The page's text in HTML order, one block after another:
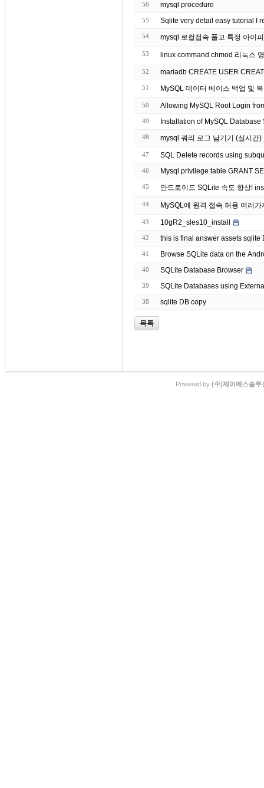
56 mysql procedure
55 Sqlite very detail easy tutorial I
54 mysql 로컬접속 풀고 특정 아이
53
52 mariadb CREATE USER
51 MySQL 데이터 베이스 백업 및
50 Allowing MySQL Root Login
49 Installation of MySQL Database
48 mysql 쿼리 로그 남기기 (실시간)
47 SQL Delete records using
46 Mysql privilege table GRANT
45 안드로이드 SQLite 속도 향상!
44 MySQL에 원격 접속 허용 여러
43 10gR2_sles10_install
42
41 Browse SQLite data on the
40 SQLite Database Browser
39 SQLite Databases using
38 sqlite DB copy
목록
Powered by (주)제이에스솔루